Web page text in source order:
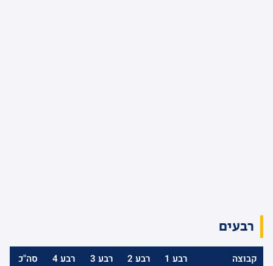
רבעים
קבוצה רבע 1 רבע 2 רבע 3 רבע 4
סה"כ